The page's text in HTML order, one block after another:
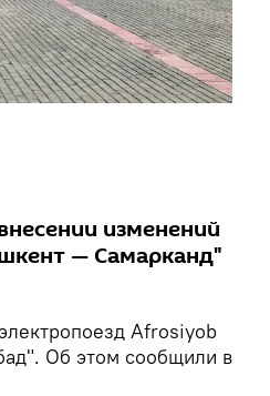
изменений
— Самарканд"
Afrosiyob
Об этом сообщили в